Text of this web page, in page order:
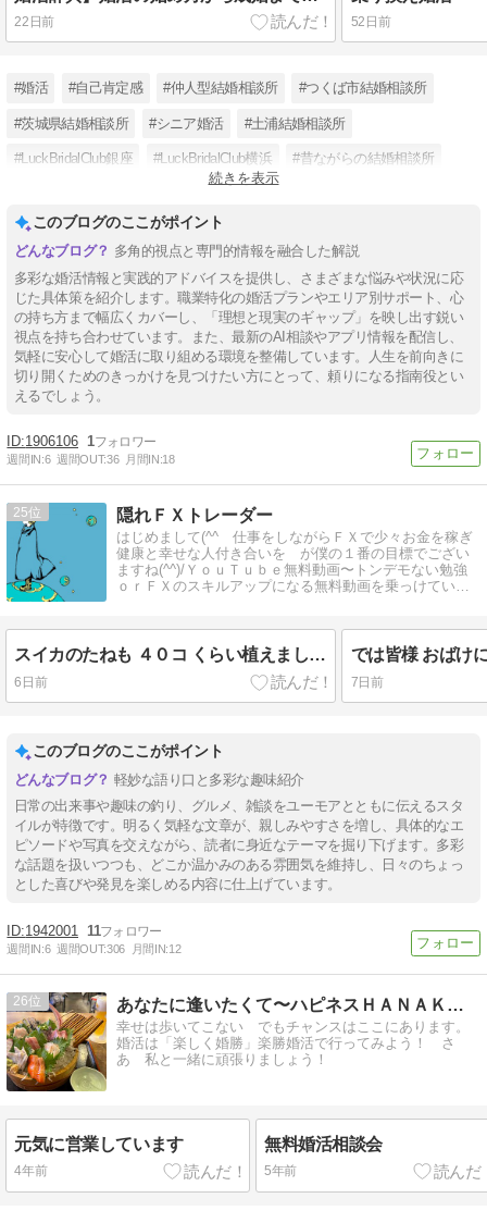
22日前 52日前
#婚活 #自己肯定感 #仲人型結婚相談所 #つくば市結婚相談所
#茨城県結婚相談所 #シニア婚活 #土浦結婚相談所
#LuckBridalClub銀座 #LuckBridalClub横浜 #昔ながらの結婚相談所
続きを表示
このブログのここがポイント
多角的視点と専門的情報を融合した解説
多彩な婚活情報と実践的アドバイスを提供し、さまざまな悩みや状況に応
じた具体策を紹介します。職業特化の婚活プランやエリア別サポート、心
の持ち方まで幅広くカバーし、「理想と現実のギャップ」を映し出す鋭い
視点を持ち合わせています。また、最新のAI相談やアプリ情報を配信し、
気軽に安心して婚活に取り組める環境を整備しています。人生を前向きに
切り開くためのきっかけを見つけたい方にとって、頼りになる指南役とい
えるでしょう。
1906106 1
週間IN:6 週間OUT:36 月間IN:18
25 隠れＦＸトレーダー
はじめまして(^^ 仕事をしながらＦＸで少々お金を稼ぎ
健康と幸せな人付き合いを が僕の１番の目標でござい
ますね(^^)/ＹｏｕＴｕｂｅ無料動画〜トンデモない勉強
ｏｒＦＸのスキルアップになる無料動画を乗っけていま
スイカのたねも ４０コ くらい植えました(^^)/
6日前 7日前
このブログのここがポイント
軽妙な語り口と多彩な趣味紹介
日常の出来事や趣味の釣り、グルメ、雑談をユーモアとともに伝えるスタ
イルが特徴です。明るく気軽な文章が、親しみやすさを増し、具体的なエ
ピソードや写真を交えながら、読者に身近なテーマを掘り下げます。多彩
な話題を扱いつつも、どこか温かみのある雰囲気を維持し、日々のちょっ
とした喜びや発見を楽しめる内容に仕上げています。
1942001 11
週間IN:6 週間OUT:306 月間IN:12
26 あなたに逢いたくて〜ハピネスＨＡＮＡＫＯ〜
幸せは歩いてこない でもチャンスはここにあります。
婚活は「楽しく婚勝」楽勝婚活で行ってみよう！ さ
あ 私と一緒に頑張りましょう！
元気に営業しています
4年前
無料婚活相談会
5年前